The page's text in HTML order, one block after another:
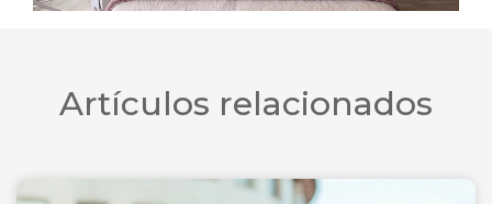
Artículos relacionados